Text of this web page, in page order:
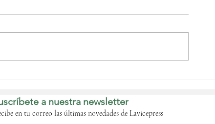
Comisión de la
acuerdan
a nuestra newsletter
en tu correo las últimas novedades de Lavicepress